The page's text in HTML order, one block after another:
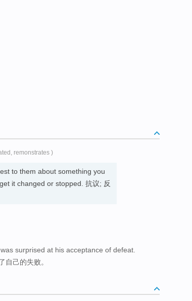
remonstrates )
to them about something you
it changed or stopped. 抗议; 反
surprised at his acceptance of defeat.
自己的失败。